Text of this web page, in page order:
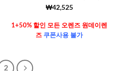
5 중에서
가됨
₩42,525
1+50% 할인 모든 오렌즈 원데이렌
즈 쿠폰사용 불가
2